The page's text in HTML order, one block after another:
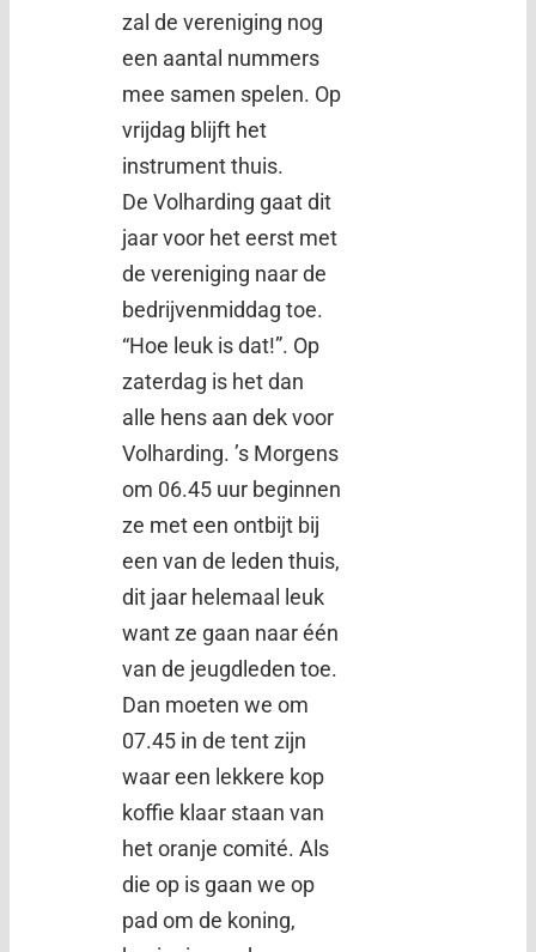
zal de vereniging nog
een aantal nummers
mee samen spelen. Op
vrijdag blijft het
instrument thuis.
De Volharding gaat dit
jaar voor het eerst met
de vereniging naar de
bedrijvenmiddag toe.
“Hoe leuk is dat!”. Op
zaterdag is het dan
alle hens aan dek voor
Volharding. ’s Morgens
om 06.45 uur beginnen
ze met een ontbijt bij
een van de leden thuis,
dit jaar helemaal leuk
want ze gaan naar één
van de jeugdleden toe.
Dan moeten we om
07.45 in de tent zijn
waar een lekkere kop
koffie klaar staan van
het oranje comité. Als
die op is gaan we op
pad om de koning,